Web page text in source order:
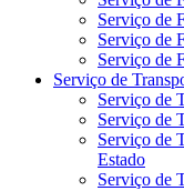
Serviço de
Serviço de
Serviço de
Serviço de
Serviço de
Serviço de
Serviço de
Estado
Serviço de